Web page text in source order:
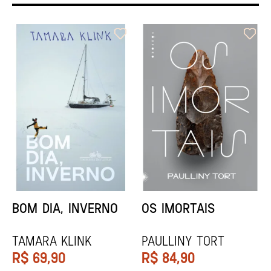
ORIXÁS
REGINALDO PRANDI
R$ 79,90
ORAÇÃO PARA
Socorro Acioli
R$ 74,90